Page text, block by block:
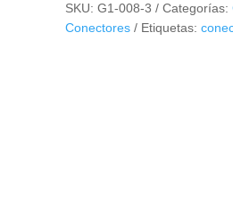
SKU: G1-008-3 Categorías:
Conectores
Etiquetas: